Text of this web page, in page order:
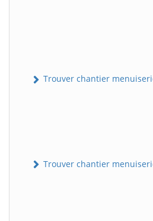
Trouver chantier
Trouver chantier